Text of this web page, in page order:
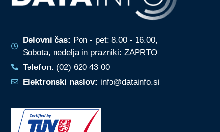
Delovni čas: Pon - pet: 8.00 - 16.00,
Sobota, nedelja in prazniki: ZAPRTO
Telefon: (02) 620 43 00
Elektronski naslov: info@datainfo.si